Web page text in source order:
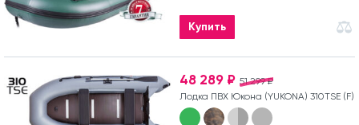
Купить
51 299 ₽
48 289 ₽
Лодка ПВХ Юкона (YUKONA) 310TSE (F)